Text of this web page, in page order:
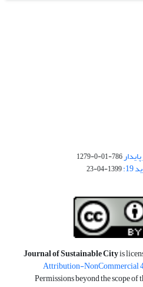
786-01-0-1279
1399-04-23
Journal of Sustainable Cityis
Attribution-NonCommercial
Permissions beyond the scope of